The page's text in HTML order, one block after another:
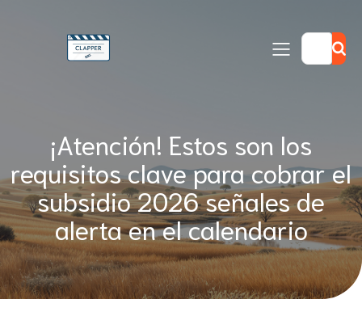
¡Atención! Estos son los
requisitos clave para cobrar el
subsidio 2026 señales de
alerta en el calendario